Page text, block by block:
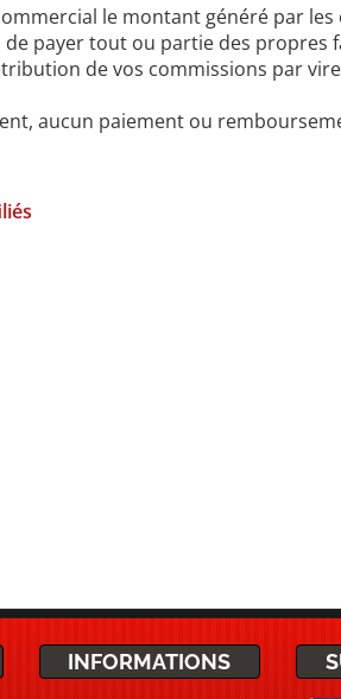
le montant généré par
payer tout ou partie des propres
de vos commissions par
aucun paiement ou
INFORMATIONS